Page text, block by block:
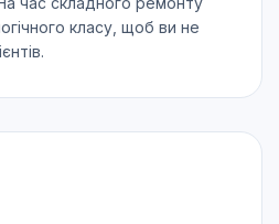
класу, щоб ви не